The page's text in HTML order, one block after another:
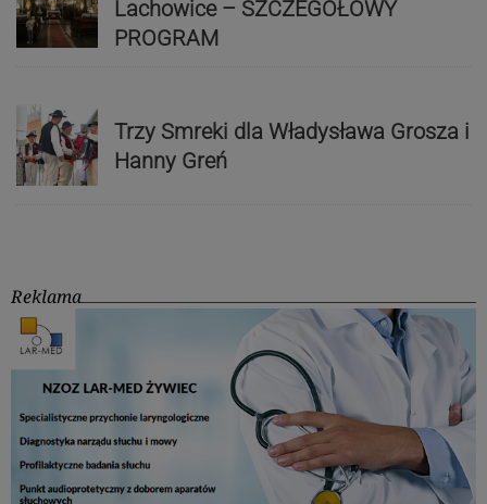
Lachowice – SZCZEGÓŁOWY
PROGRAM
Trzy Smreki dla Władysława Grosza i
Hanny Greń
Reklama